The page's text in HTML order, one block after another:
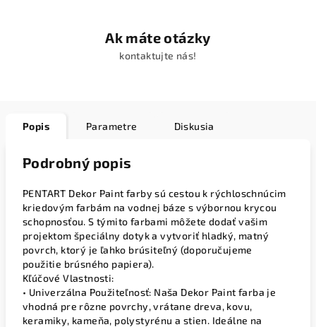
Ak máte otázky
kontaktujte nás!
Popis Parametre Diskusia
Podrobný popis
PENTART Dekor Paint farby sú cestou k rýchloschnúcim
kriedovým farbám na vodnej báze s výbornou krycou
schopnosťou. S týmito farbami môžete dodať vašim
projektom špeciálny dotyk a vytvoriť hladký, matný
povrch, ktorý je ľahko brúsiteľný (doporučujeme
použitie brúsného papiera).
Kľúčové Vlastnosti:
• Univerzálna Použiteľnosť: Naša Dekor Paint farba je
vhodná pre rôzne povrchy, vrátane dreva, kovu,
keramiky, kameňa, polystyrénu a stien. Ideálne na